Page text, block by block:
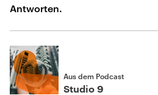
Antworten.
Aus dem Podcast
Studio 9